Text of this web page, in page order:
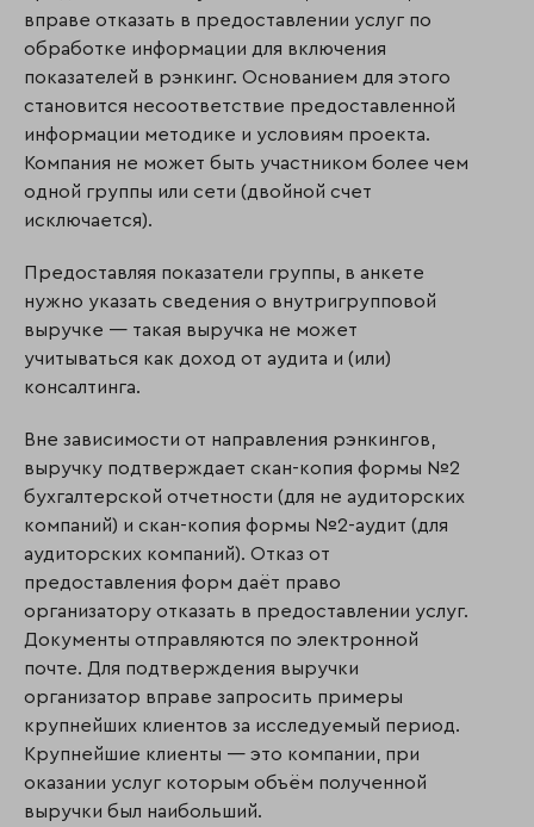
вправе отказать в предоставлении услуг по
обработке информации для включения
показателей в рэнкинг. Основанием для этого
становится несоответствие предос­тав­ленной
информации методике и условиям проекта.
Компания не может быть участ­ником более чем
одной группы или сети (двойной счет
исключается).
Предоставляя показатели группы, в анкете
нужно указать сведения о внутригрупповой
выручке — такая выручка не может
учитываться как доход от аудита и (или)
консалтинга.
Вне зависимости от направления рэнкингов,
выручку подтверждает скан-копия формы №2
бухгалтерской отчетности (для не аудиторских
компаний) и скан-копия формы №2-аудит (для
аудиторских компаний). Отказ от
предоставления форм даёт право
организатору отказать в предоставлении услуг.
Документы отправляются по элек­тронной
почте. Для подтверждения выручки
организатор вправе запросить примеры
крупнейших клиентов за исследуемый период.
Крупнейшие клиенты — это ком­па­нии, при
оказании услуг которым объём полученной
выручки был наибольший.